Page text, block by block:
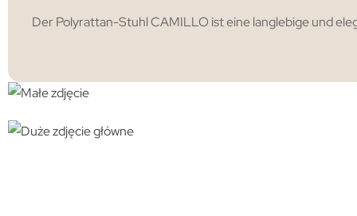
Der Polyrattan-Stuhl CAMILLO ist eine langlebige und